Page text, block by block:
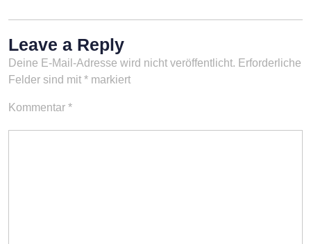
Leave a Reply
Deine E-Mail-Adresse wird nicht veröffentlicht. Erforderliche
Felder sind mit * markiert
Kommentar *